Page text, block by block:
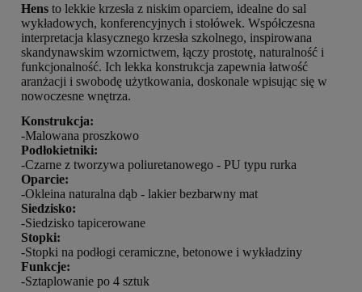
Hens to lekkie krzesła z niskim oparciem, idealne do sal
wykładowych, konferencyjnych i stołówek. Współczesna
interpretacja klasycznego krzesła szkolnego, inspirowana
skandynawskim wzornictwem, łączy prostotę, naturalność i
funkcjonalność. Ich lekka konstrukcja zapewnia łatwość
aranżacji i swobodę użytkowania, doskonale wpisując się w
nowoczesne wnętrza.
Konstrukcja:
-Malowana proszkowo
Podłokietniki:
-Czarne z tworzywa poliuretanowego - PU typu rurka
Oparcie:
-Okleina naturalna dąb - lakier bezbarwny mat
Siedzisko:
-Siedzisko tapicerowane
Stopki:
-Stopki na podłogi ceramiczne, betonowe i wykładziny
Funkcje:
-Sztaplowanie po 4 sztuk